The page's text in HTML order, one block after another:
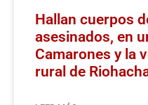
Hallan cuerpos
asesinados, en
Camarones y la
rural de